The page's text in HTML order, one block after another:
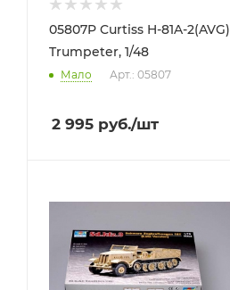
05807P Curtiss H-81A-2(AVG)
Trumpeter, 1/48
Мало Арт.: 05807
2 995 руб./шт